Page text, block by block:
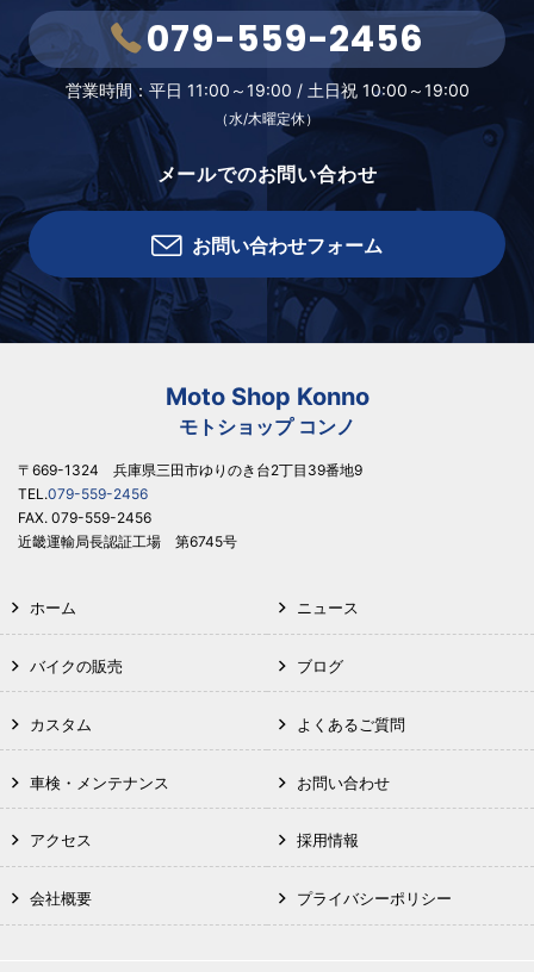
079-559-2456
営業時間：平日 11:00～19:00 / 土日祝 10:00～19:00
（水/木曜定休）
メールでのお問い合わせ
お問い合わせフォーム
Moto Shop Konno
モトショップ コンノ
〒669-1324 兵庫県三田市ゆりのき台2丁目39番地9
TEL.079-559-2456
FAX. 079-559-2456
近畿運輸局長認証工場 第6745号
ホーム
バイクの販売
カスタム
車検・メンテナンス
アクセス
会社概要
ニュース
ブログ
よくあるご質問
お問い合わせ
採用情報
プライバシーポリシー